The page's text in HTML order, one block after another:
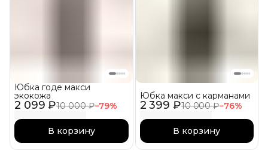
2 099 ₽10 000 ₽−79%
Юбка годе макси
экокожа
В корзину
2 399 ₽10 000 ₽−76%
Юбка макси с карманами
В корзину